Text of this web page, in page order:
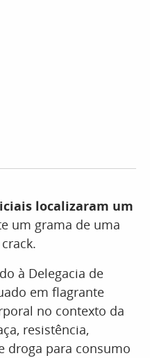
localizaram um
um grama de uma
à Delegacia de
em flagrante
no contexto da
resistência,
droga para consumo